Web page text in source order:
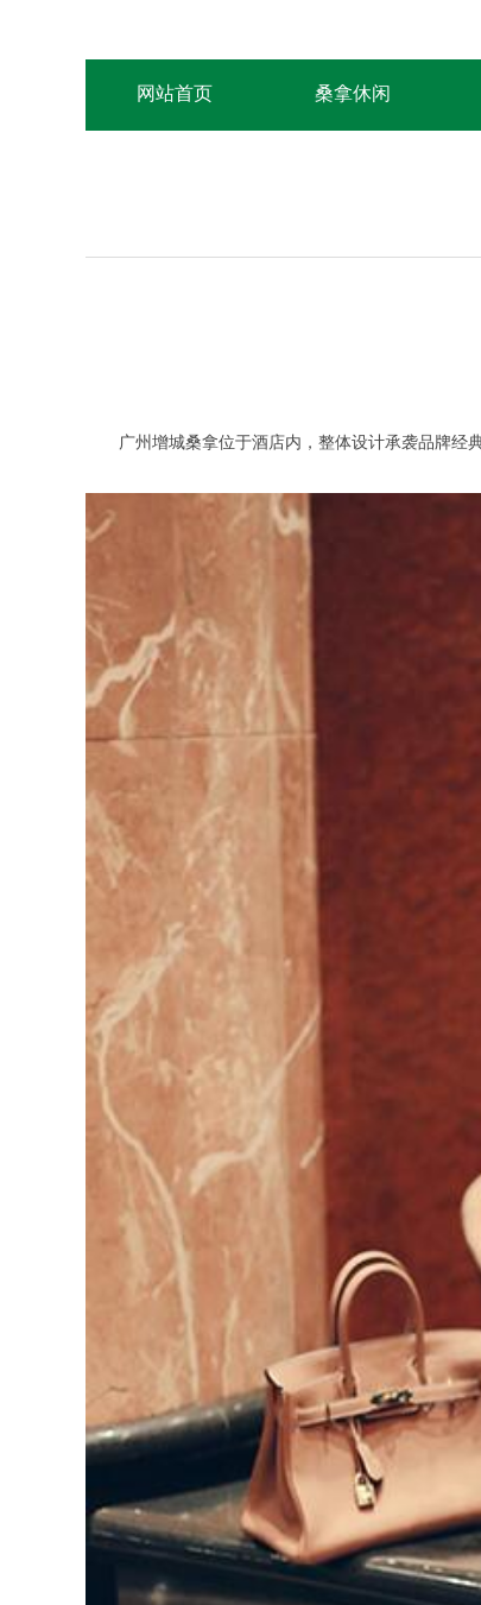
网站首页 桑拿休闲
广州增城桑拿位于酒店内，整体设计承袭品牌经典